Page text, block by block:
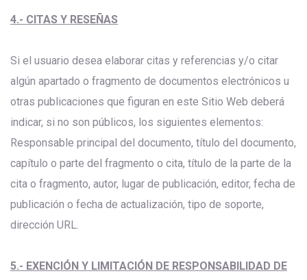
4.- CITAS Y RESEÑAS
Si el usuario desea elaborar citas y referencias y/o citar
algún apartado o fragmento de documentos electrónicos u
otras publicaciones que figuran en este Sitio Web deberá
indicar, si no son públicos, los siguientes elementos:
Responsable principal del documento, título del documento,
capítulo o parte del fragmento o cita, título de la parte de la
cita o fragmento, autor, lugar de publicación, editor, fecha de
publicación o fecha de actualización, tipo de soporte,
dirección URL.
5.- EXENCIÓN Y LIMITACIÓN DE RESPONSABILIDAD DE